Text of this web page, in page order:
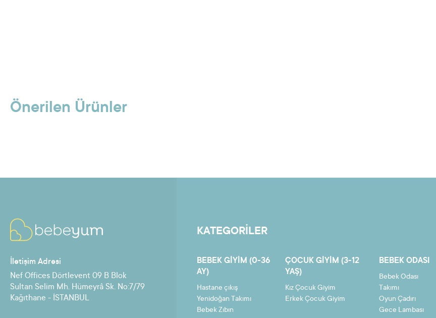
Önerilen Ürünler
İletişim Adresi
Nef Offices Dörtlevent 09 B Blok
Sultan Selim Mh. Hümeyrâ Sk. No:7/79
Kağıthane - İSTANBUL
KATEGORİLER
BEBEK GIYIM (0-36
AY)
Hastane çıkış
Yenidoğan Takımı
Bebek Zıbın
ÇOCUK GIYIM (3-12
YAŞ)
Kız Çocuk Giyim
Erkek Çocuk Giyim
BEBEK ODASI
Bebek Odası
Takımı
Oyun Çadırı
Gece Lambası